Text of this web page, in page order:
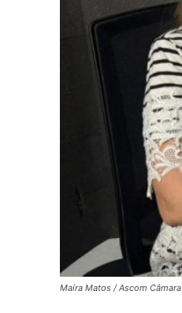
Maíra Matos / Ascom Câmara